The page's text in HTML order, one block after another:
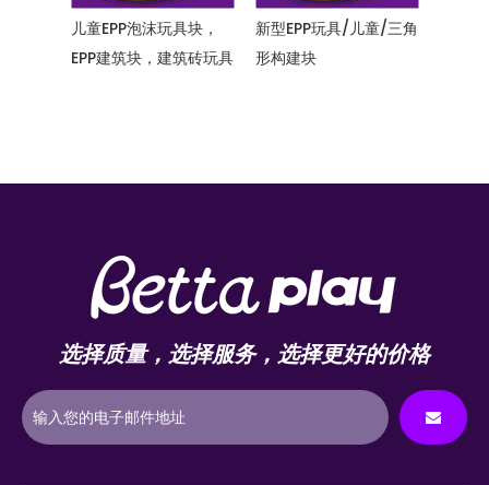
新型EPP玩具/儿童/三角
形构建块
Bettaplay高强度彩色
电缆绑带乐园
选择质量，选择服务，选择更好的价格